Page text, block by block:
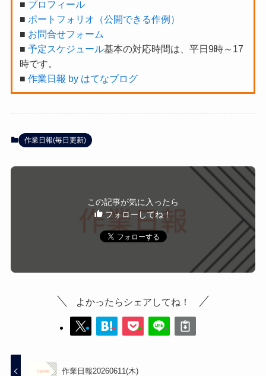
■ プロフィール
■ ポートフォリオ（公開できる作例）
■ お問合せフォーム
■ 予定スケジュール基本の対応時間は、平日9時～17
時です。
■ 作業日報 by はてなブログ
作業日報(毎日更新)
この記事が気に入ったら
フォローしてね！
よかったらシェアしてね！
作業日報20260611(木)